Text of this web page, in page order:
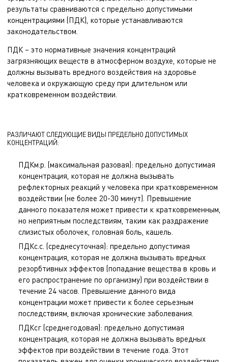
результаты сравниваются с предельно допустимыми
концентрациями (ПДК), которые устанавливаются
законодательством.
ПДК – это нормативные значения концентраций
загрязняющих веществ в атмосферном воздухе, которые не
должны вызывать вредного воздействия на здоровье
человека и окружающую среду при длительном или
кратковременном воздействии.
РАЗЛИЧАЮТ СЛЕДУЮЩИЕ ВИДЫ ПРЕДЕЛЬНО ДОПУСТИМЫХ
КОНЦЕНТРАЦИЙ:
ПДКм.р. (максимальная разовая): предельно допустимая
концентрация, которая не должна вызывать
рефлекторных реакций у человека при кратковременном
воздействии (не более 20-30 минут). Превышение
данного показателя может привести к кратковременным,
но неприятным последствиям, таким как раздражение
слизистых оболочек, головная боль, кашель.
ПДКс.с. (среднесуточная): предельно допустимая
концентрация, которая не должна вызывать вредных
резорбтивных эффектов (попадание вещества в кровь и
его распространение по организму) при воздействии в
течение 24 часов. Превышение данного вида
концентрации может привести к более серьезным
последствиям, включая хронические заболевания.
ПДКсг (среднегодовая): предельно допустимая
концентрация, которая не должна вызывать вредных
эффектов при воздействии в течение года. Этот